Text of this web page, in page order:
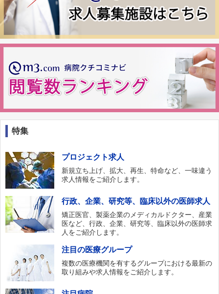
特集
プロジェクト求人
新規立ち上げ、拡大、再生、特命など、一味違う
求人情報をご紹介します。
行政、企業、研究等、臨床以外の医師求人
矯正医官、製薬企業のメディカルドクター、産業
医など、行政、企業、研究等、臨床以外の医師求
人をご紹介します。
注目の医療グループ
複数の医療機関を有するグループにおける最新の
取り組みや求人情報をご紹介します。